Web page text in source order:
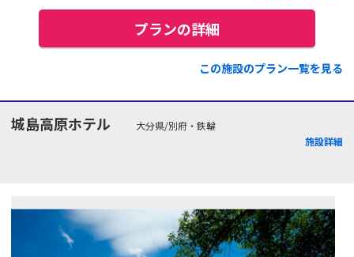
プランの詳細
この施設のプラン一覧を見る
城島高原ホテル
大分県/別府・鉄輪
施設詳細